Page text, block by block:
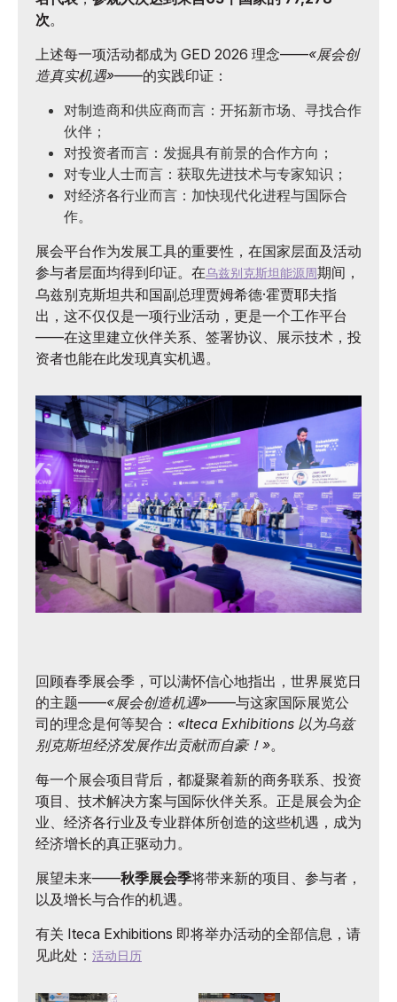
次。
上述每一项活动都成为 GED 2026 理念——«展会创
造真实机遇»——的实践印证：
对制造商和供应商而言：开拓新市场、寻找合作
伙伴；
对投资者而言：发掘具有前景的合作方向；
对专业人士而言：获取先进技术与专家知识；
对经济各行业而言：加快现代化进程与国际合
作。
展会平台作为发展工具的重要性，在国家层面及活动
参与者层面均得到印证。在乌兹别克斯坦能源周期间，
乌兹别克斯坦共和国副总理贾姆希德·霍贾耶夫指
出，这不仅仅是一项行业活动，更是一个工作平台
——在这里建立伙伴关系、签署协议、展示技术，投
资者也能在此发现真实机遇。
回顾春季展会季，可以满怀信心地指出，世界展览日
的主题——«展会创造机遇»——与这家国际展览公
司的理念是何等契合： «Iteca Exhibitions 以为乌兹
别克斯坦经济发展作出贡献而自豪！»。
每一个展会项目背后，都凝聚着新的商务联系、投资
项目、技术解决方案与国际伙伴关系。正是展会为企
业、经济各行业及专业群体所创造的这些机遇，成为
经济增长的真正驱动力。
展望未来——秋季展会季将带来新的项目、参与者，
以及增长与合作的机遇。
有关 Iteca Exhibitions 即将举办活动的全部信息，请
见此处： 活动日历